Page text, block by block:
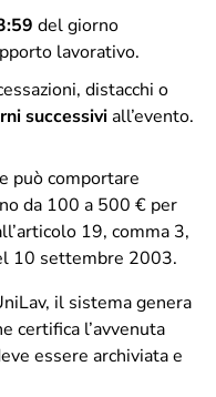
del giorno
lavorativo.
distacchi o
successiviall’evento.
può comportare
da 100 a 500 € per
19, comma 3,
10 settembre 2003.
il sistema genera
certifica l’avvenuta
essere archiviata e